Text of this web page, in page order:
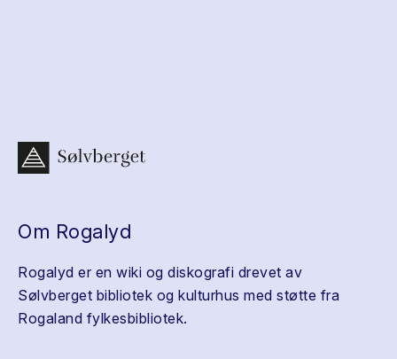
Om Rogalyd
Rogalyd er en wiki og diskografi drevet av
Sølvberget bibliotek og kulturhus med støtte fra
Rogaland fylkesbibliotek.